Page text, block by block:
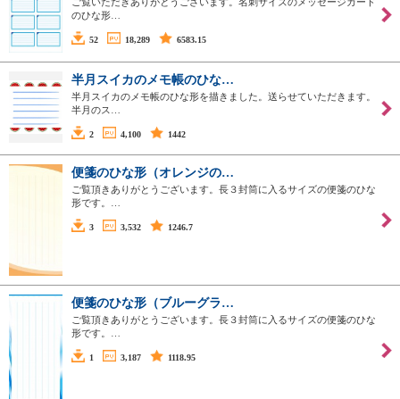
のひな形…
52 18,289 6583.15
半月スイカのメモ帳のひな…
半月スイカのメモ帳のひな形を描きました。送らせていただきます。
半月のス…
2 4,100 1442
便箋のひな形（オレンジの…
ご覧頂きありがとうございます。長３封筒に入るサイズの便箋のひな
形です。…
3 3,532 1246.7
便箋のひな形（ブルーグラ…
ご覧頂きありがとうございます。長３封筒に入るサイズの便箋のひな
形です。…
1 3,187 1118.95